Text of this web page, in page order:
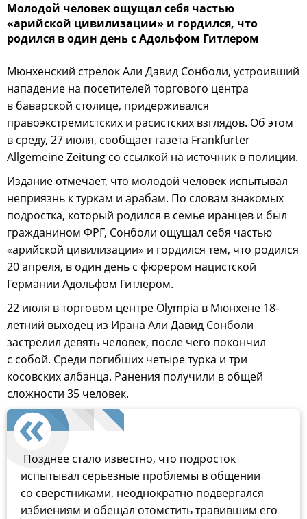
Молодой человек ощущал себя частью
«арийской цивилизации» и гордился, что
родился в один день с Адольфом Гитлером
Мюнхенский стрелок Али Давид Сонболи, устроивший
нападение на посетителей торгового центра
в баварской столице, придерживался
правоэкстремистских и расистских взглядов. Об этом
в среду, 27 июля, сообщает газета Frankfurter
Allgemeine Zeitung со ссылкой на источник в полиции.
Издание отмечает, что молодой человек испытывал
неприязнь к туркам и арабам. По словам знакомых
подростка, который родился в семье иранцев и был
гражданином ФРГ, Сонболи ощущал себя частью
«арийской цивилизации» и гордился тем, что родился
20 апреля, в один день с фюрером нацистской
Германии Адольфом Гитлером.
22 июля в торговом центре Olympia в Мюнхене 18-
летний выходец из Ирана Али Давид Сонболи
застрелил девять человек, после чего покончил
с собой. Среди погибших четыре турка и три
косовских албанца. Ранения получили в общей
сложности 35 человек.
Позднее стало известно, что подросток
испытывал серьезные проблемы в общении
со сверстниками, неоднократно подвергался
избиениям и обещал отомстить травившим его